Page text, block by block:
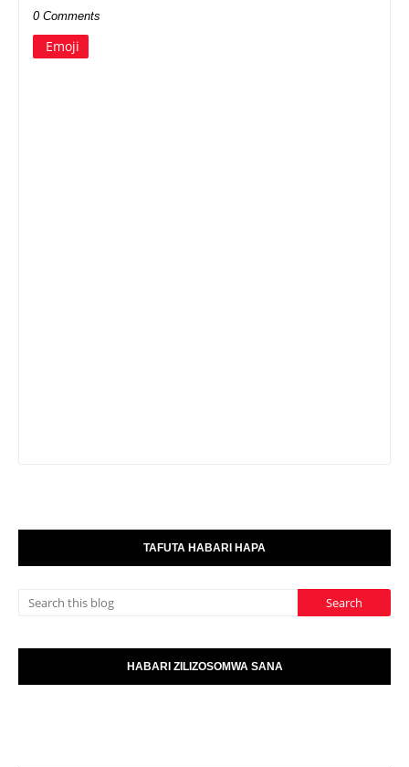
0 Comments
Emoji
TAFUTA HABARI HAPA
HABARI ZILIZOSOMWA SANA